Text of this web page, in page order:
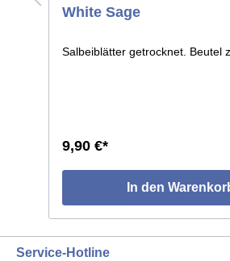
White Sage
Salbeiblätter getrocknet. Beutel
9,90 €*
In den
Service-Hotline